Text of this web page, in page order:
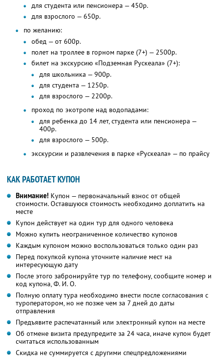
для студента или пенсионера — 450р.
для взрослого — 650р.
по желанию:
обед — от 600р.
полет на троллее в горном парке (7+) — 2500р.
билет на экскурсию «Подземная Рускеала» (7+):
для школьника — 900р.
для студента — 1250р.
для взрослого — 2200р.
проход по экотропе над водопадами:
для ребенка до 14 лет, студента или пенсионера —
400р.
для взрослого — 500р.
экскурсии и развлечения в парке «Рускеала» — по прайсу
КАК РАБОТАЕТ КУПОН
Внимание! Купон — первоначальный взнос от общей
стоимости. Оставшуюся стоимость необходимо доплатить на
месте
Купон действует на один тур для одного человека
Можно купить неограниченное количество купонов
Каждым купоном можно воспользоваться только один раз
Перед покупкой купона уточните наличие мест на
интересующую дату
После этого забронируйте тур по телефону, сообщите номер и
код купона,Ф. И. О.
Полную оплату тура необходимо внести после согласования с
туроператором, но не позже чем за 7 дней до даты
отправления
Предъявите распечатанный или электронный купон на месте
Об отмене визита предупредите за 24 часа, иначе купон будет
считаться использованным
Скидка не суммируется с другими спецпредложениями